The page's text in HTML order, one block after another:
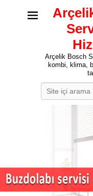
Arçelik Bosch
kombi, klima,